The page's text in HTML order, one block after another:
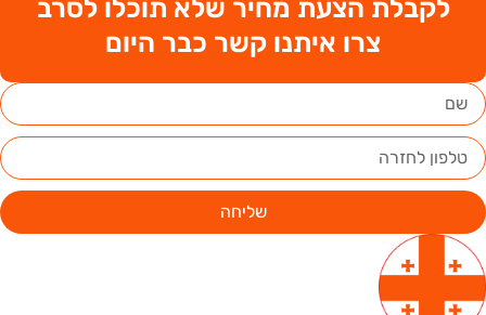
לקבלת הצעת מחיר שלא תוכלו לסרב
צרו איתנו קשר כבר היום
שליחה